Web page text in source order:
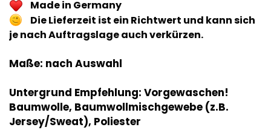
Made in Germany
Die Lieferzeit ist ein Richtwert und kann sich
je nach Auftragslage auch verkürzen.
Maße: nach Auswahl
Untergrund Empfehlung: Vorgewaschen!
Baumwolle, Baumwollmischgewebe (z.B.
Jersey/Sweat), Poliester